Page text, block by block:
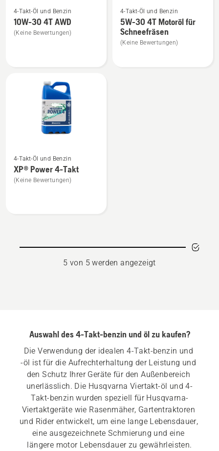
Details
10W-
4-Takt-Öl und Benzin
10W-30 4T AWD
(Keine Bewertungen)
Details
zu
5W-
30
4-Takt-Öl und Benzin
5W-30 4T Motoröl für
Schneefräsen
(Keine Bewertungen)
Details
zu
XP®
4-Takt-Öl und Benzin
XP® Power 4-Takt
(Keine Bewertungen)
5 von 5 werden angezeigt
Auswahl des 4-Takt-benzin und öl zu kaufen?
Die Verwendung der idealen 4-Takt-benzin und
-öl ist für die Aufrechterhaltung der Leistung und
den Schutz Ihrer Geräte für den Außenbereich
unerlässlich. Die Husqvarna Viertakt-öl und 4-
Takt-benzin wurden speziell für Husqvarna-
Viertaktgeräte wie Rasenmäher, Gartentraktoren
und Rider entwickelt, um eine lange Lebensdauer,
eine ausgezeichnete Schmierung und eine
längere motor Lebensdauer zu gewährleisten.